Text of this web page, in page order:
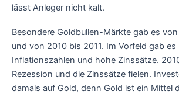
lässt Anleger nicht kalt.
Besondere Goldbullen-Märkte gab es
und von 2010 bis 2011. Im Vorfeld gab
Inflationszahlen und hohe Zinssätze.
Rezession und die Zinssätze fielen.
damals auf Gold, denn Gold ist ein Mittel